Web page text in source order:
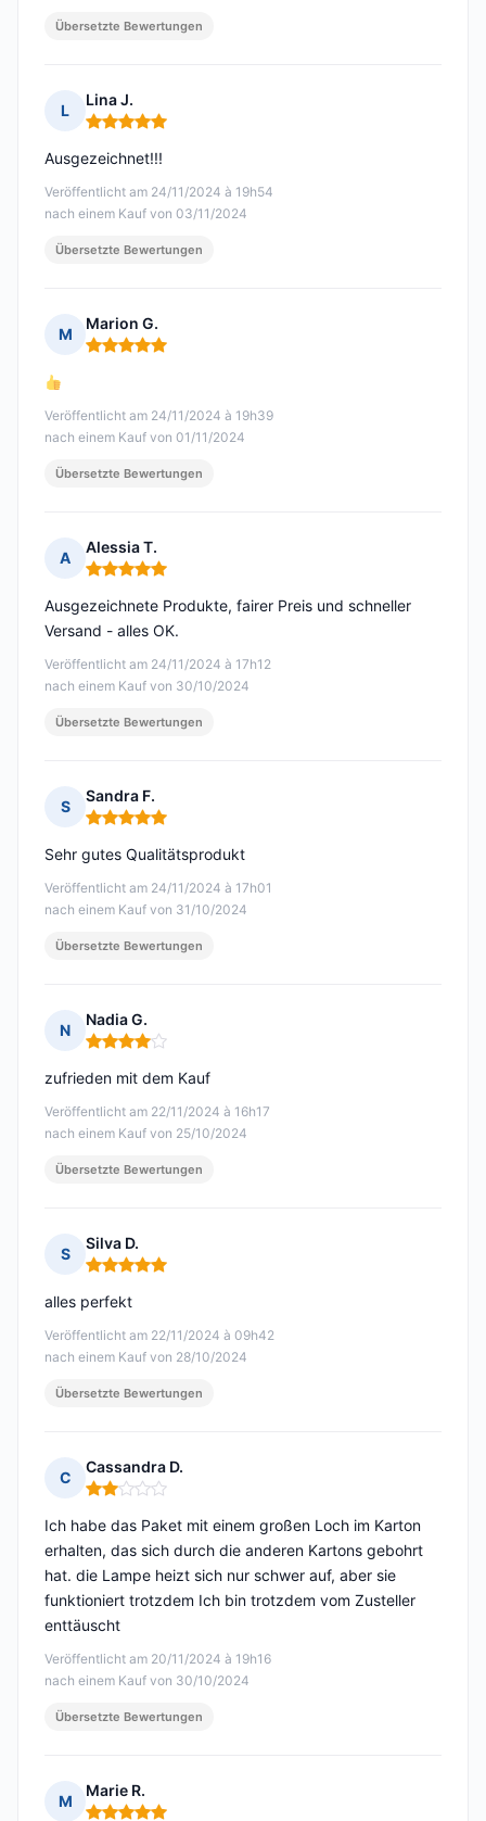
Übersetzte Bewertungen
L
Lina J.
Hinweis: 5 von 5
Veröffentlicht am 24/11/2024 à 19h54
nach einem Kauf von 03/11/2024
Ausgezeichnet!!!
Übersetzte Bewertungen
M
Marion G.
Hinweis: 5 von 5
Veröffentlicht am 24/11/2024 à 19h39
nach einem Kauf von 01/11/2024
Übersetzte Bewertungen
A
Alessia T.
Hinweis: 5 von 5
Veröffentlicht am 24/11/2024 à 17h12
nach einem Kauf von 30/10/2024
Ausgezeichnete Produkte, fairer Preis und schneller
Versand - alles OK.
Übersetzte Bewertungen
S
Sandra F.
Hinweis: 5 von 5
Veröffentlicht am 24/11/2024 à 17h01
nach einem Kauf von 31/10/2024
Sehr gutes Qualitätsprodukt
Übersetzte Bewertungen
N
Nadia G.
Hinweis: 4 von 5
Veröffentlicht am 22/11/2024 à 16h17
nach einem Kauf von 25/10/2024
zufrieden mit dem Kauf
Übersetzte Bewertungen
S
Silva D.
Hinweis: 5 von 5
Veröffentlicht am 22/11/2024 à 09h42
nach einem Kauf von 28/10/2024
alles perfekt
Übersetzte Bewertungen
C
Cassandra D.
Hinweis: 2 von 5
Veröffentlicht am 20/11/2024 à 19h16
nach einem Kauf von 30/10/2024
Ich habe das Paket mit einem großen Loch im Karton
erhalten, das sich durch die anderen Kartons gebohrt
hat. die Lampe heizt sich nur schwer auf, aber sie
funktioniert trotzdem Ich bin trotzdem vom Zusteller
enttäuscht
Übersetzte Bewertungen
M
Marie R.